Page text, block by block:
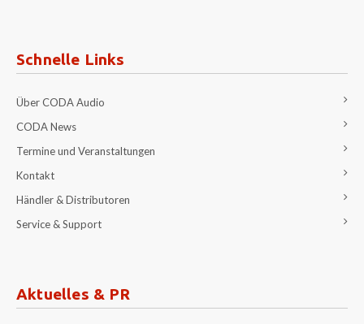
Schnelle Links
Über CODA Audio
CODA News
Termine und Veranstaltungen
Kontakt
Händler & Distributoren
Service & Support
Aktuelles & PR